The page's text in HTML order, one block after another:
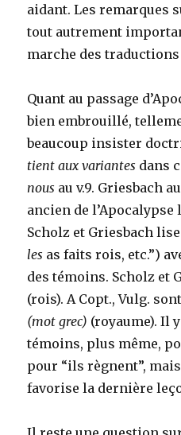
aidant. Les remarques
tout autrement
marche des
Quant au passage
bien embrouillé,
beaucoup insister
tient aux variantes dans
nous au v.9. Griesbach
ancien de l’Apocalypse
Scholz et Griesbach
les as faits rois, etc.”)
des témoins. Scholz et
(rois). A Copt., Vulg.
(mot grec) (royaume). Il
témoins, plus même,
pour “ils règnent”,
favorise la dernière